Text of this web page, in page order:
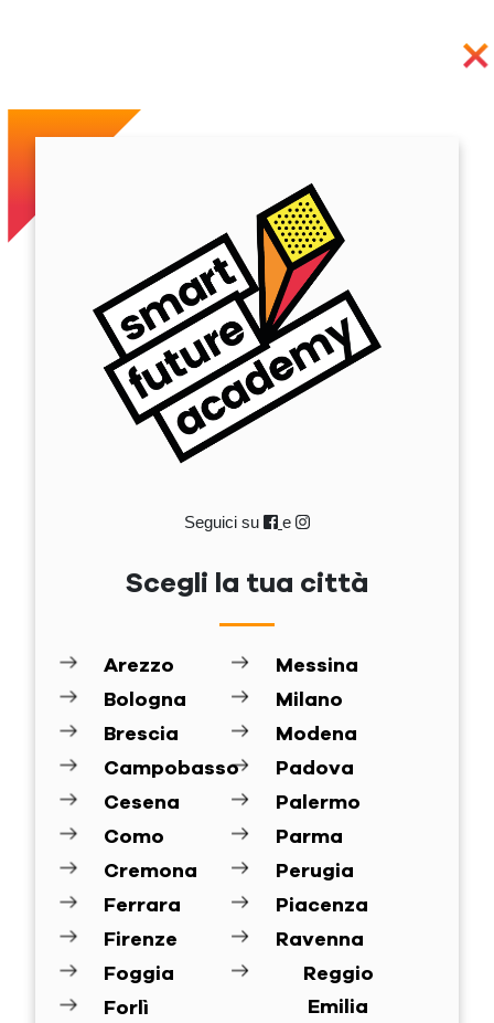
Seguici su e
Scegli la tua città
Arezzo
Bologna
Brescia
Campobasso
Cesena
Como
Cremona
Ferrara
Firenze
Foggia
Forlì
Messina
Milano
Modena
Padova
Palermo
Parma
Perugia
Piacenza
Ravenna
Reggio
Emilia